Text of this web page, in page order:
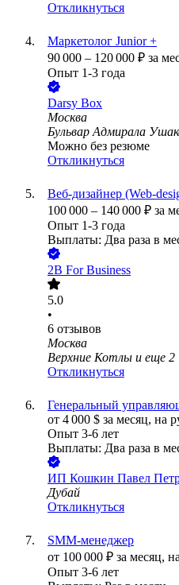
Откликнуться
Маркетолог Junior +
90 000 – 120 000 ₽ за
Опыт 1-3 года
Darsy Box
Москва
Бульвар Адмирала
Можно без резюме
Откликнуться
Веб-дизайнер (Web-
100 000 – 140 000 ₽ за
Опыт 1-3 года
Выплаты: Два раза в
2B For Business
5.0
•
6 отзывов
Москва
Верхние Котлы и еще 2
Откликнуться
Генеральный
от 4 000 $ за месяц, на
Опыт 3-6 лет
Выплаты: Два раза в
ИП Кошкин Павел
Дубай
Откликнуться
SMM-менеджер
от 100 000 ₽ за месяц,
Опыт 3-6 лет